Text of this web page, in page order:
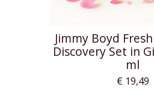
Jimmy Boyd
Discovery Set in
ml
€ 19,49